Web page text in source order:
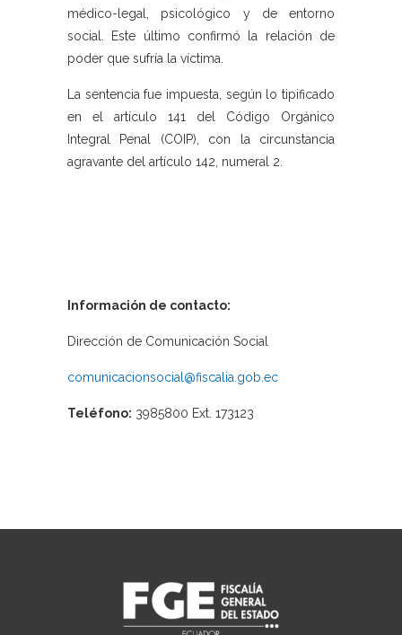
médico-legal, psicológico y de entorno
social. Este último confirmó la relación de
poder que sufría la víctima.
La sentencia fue impuesta, según lo tipificado
en el artículo 141 del Código Orgánico
Integral Penal (COIP), con la circunstancia
agravante del artículo 142, numeral 2.
Información de contacto:
Dirección de Comunicación Social
comunicacionsocial@fiscalia.gob.ec
Teléfono: 3985800 Ext. 173123